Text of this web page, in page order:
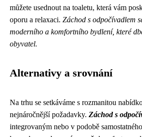
můžete usednout na toaletu, která vám
oporu a relaxaci. Záchod s odpočívadlem
moderního a komfortního bydlení, které
obyvatel.
Alternativy a srovnání
Na trhu se setkáváme s rozmanitou
nejnáročnější požadavky. Záchod s
integrovaným nebo v podobě